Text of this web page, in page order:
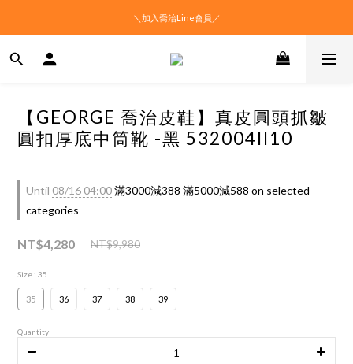
＼加入喬治Line會員／
【GEORGE 喬治皮鞋】真皮圓頭抓皺
圓扣厚底中筒靴 -黑 532004II10
Until 08/16 04:00滿3000減388 滿5000減588 on selected
categories
NT$4,280 NT$9,980
Size : 35
35 36 37 38 39
Quantity